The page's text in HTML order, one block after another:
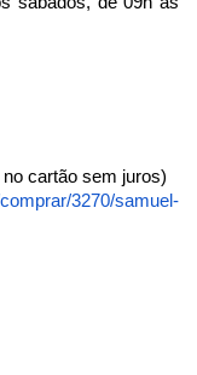
cartão sem juros)
3270/samuel-